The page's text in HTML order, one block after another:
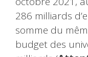
286 milliards
somme du
budget des